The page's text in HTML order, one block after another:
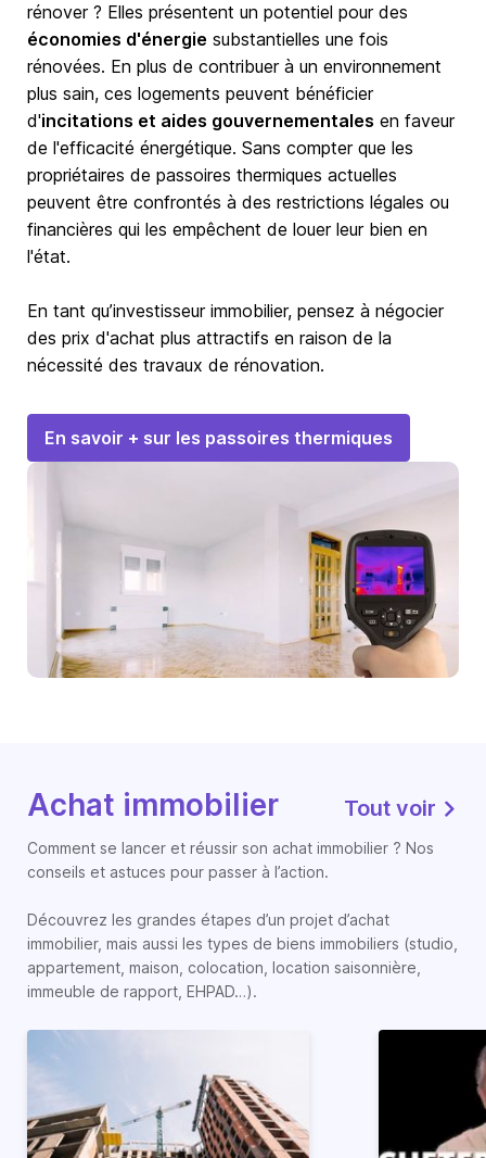
rénover ? Elles présentent un potentiel pour des
économies d'énergie substantielles une fois
rénovées. En plus de contribuer à un environnement
plus sain, ces logements peuvent bénéficier
d'incitations et aides gouvernementales en faveur
de l'efficacité énergétique. Sans compter que les
propriétaires de passoires thermiques actuelles
peuvent être confrontés à des restrictions légales ou
financières qui les empêchent de louer leur bien en
l'état.
En tant qu’investisseur immobilier, pensez à négocier
des prix d'achat plus attractifs en raison de la
nécessité des travaux de rénovation.
En savoir + sur les passoires thermiques
Achat immobilier Tout voir
Comment se lancer et réussir son achat immobilier ? Nos
conseils et astuces pour passer à l’action.
Découvrez les grandes étapes d’un projet d’achat
immobilier, mais aussi les types de biens immobiliers (studio,
appartement, maison, colocation, location saisonnière,
immeuble de rapport, EHPAD…).